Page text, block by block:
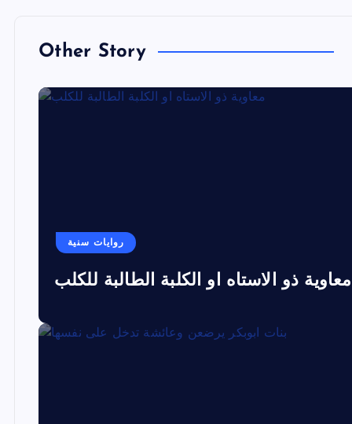
Other Story
روايات سنية
معاوية ذو الاستاه او الكلبة الطالبة للكلب